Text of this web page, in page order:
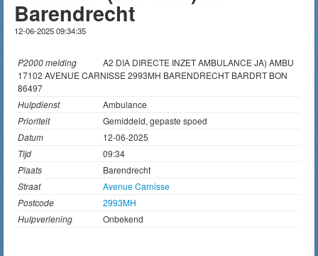
Barendrecht
12-06-2025 09:34:35
P2000 melding
A2 DIA DIRECTE INZET AMBULANCE JA) AMBU
17102 AVENUE CARNISSE 2993MH BARENDRECHT BARDRT BON
86497
Hulpdienst
Ambulance
Prioriteit
Gemiddeld, gepaste spoed
Datum
12-06-2025
Tijd
09:34
Plaats
Barendrecht
Straat
Avenue Carnisse
Postcode
2993MH
Hulpverlening
Onbekend